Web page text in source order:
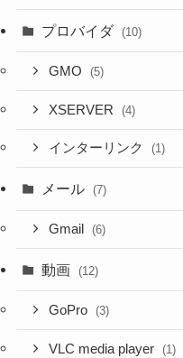
プロバイダ (10)
GMO (5)
XSERVER (4)
インターリンク (1)
メール (7)
Gmail (6)
動画 (12)
GoPro (3)
VLC media player (1)